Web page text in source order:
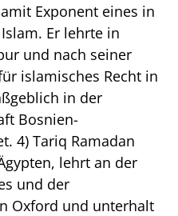
Exponent eines in
Er lehrte in
und nach seiner
islamisches Recht in
in der
Bosnien-
4) Tariq Ramadan
lehrt an der
und der
Oxford und unterhalt